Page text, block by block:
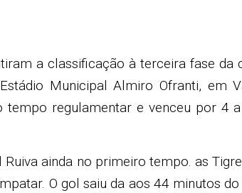
a classificação à terceira fase da
Municipal Almiro Ofranti, em
regulamentar e venceu por 4
ainda no primeiro tempo. as
O gol saiu da aos 44 minutos